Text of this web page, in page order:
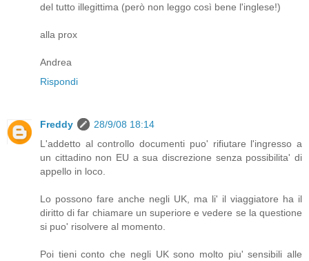
del tutto illegittima (però non leggo così bene l'inglese!)
alla prox
Andrea
Rispondi
Freddy
28/9/08 18:14
L'addetto al controllo documenti puo' rifiutare l'ingresso a
un cittadino non EU a sua discrezione senza possibilita' di
appello in loco.
Lo possono fare anche negli UK, ma li' il viaggiatore ha il
diritto di far chiamare un superiore e vedere se la questione
si puo' risolvere al momento.
Poi tieni conto che negli UK sono molto piu' sensibili alle